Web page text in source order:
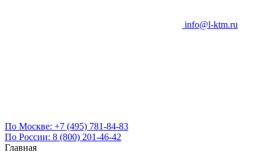
info@l-ktm.ru
По Москве: +7 (495) 781-84-83
По России: 8 (800) 201-46-42
Главная